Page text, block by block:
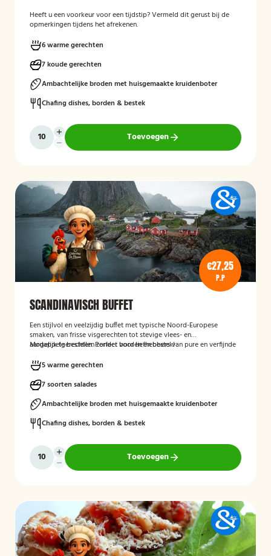
Heeft u een voorkeur voor een tijdstip? Vermeld dit gerust bij de
opmerkingen tijdens het afrekenen.
6 warme gerechten
7 koude gerechten
Ambachtelijke broden met huisgemaakte kruidenboter
Chafing dishes, borden & bestek
Toevoegen
€27,25
P.P
SCANDINAVISCH BUFFET
Een stijlvol en veelzijdig buffet met typische Noord-Europese
smaken, van frisse visgerechten tot stevige vlees- en
aardappelgerechten. Perfect voor liefhebbers van pure en verfijnde
Mogelijk te bestellen zonder borden en bestek!
5 warme gerechten
7 soorten salades
Ambachtelijke broden met huisgemaakte kruidenboter
Chafing dishes, borden & bestek
Toevoegen